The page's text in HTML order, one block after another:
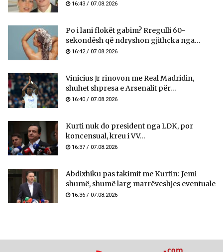
16:43 / 07.08.2026
Po i lani flokët gabim? Rregulli 60-
sekondësh që ndryshon gjithçka nga...
16:42 / 07.08.2026
Vinicius Jr rinovon me Real Madridin,
shuhet shpresa e Arsenalit për...
16:40 / 07.08.2026
Kurti nuk do president nga LDK, por
koncensual, kreu i VV...
16:37 / 07.08.2026
Abdixhiku pas takimit me Kurtin: Jemi
shumë, shumë larg marrëveshjes eventuale
16:36 / 07.08.2026